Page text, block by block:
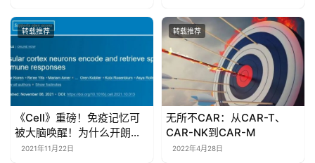
转载推荐
《Cell》重磅！免疫记忆可
被大脑唤醒！为什么开朗的
人不容易患癌？都和大脑调
2021年11月22日
转载推荐
无所不CAR：从CAR-T、
CAR-NK到CAR-M
2022年4月28日